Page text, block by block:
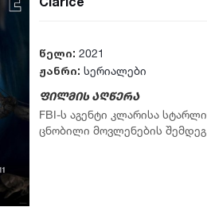
წელი: 2021
ჟანრი: სერიალები
ფილმის აღწერა
FBI-ს აგენტი კლარისა
ცნობილი მოვლენების